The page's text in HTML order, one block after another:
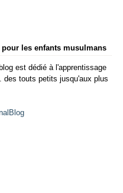
les enfants musulmans
est dédié à l'apprentissage
des touts petits jusqu'aux plus